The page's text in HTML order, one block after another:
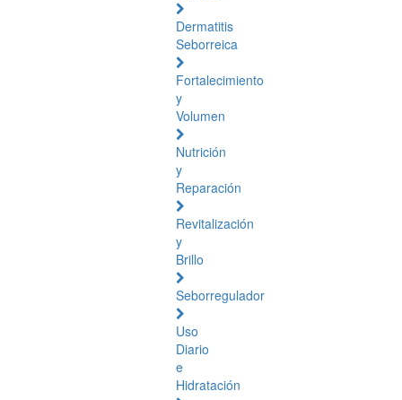
Dermatitis
Seborreica
Fortalecimiento
y
Volumen
Nutrición
y
Reparación
Revitalización
y
Brillo
Seborregulador
Uso
Diario
e
Hidratación